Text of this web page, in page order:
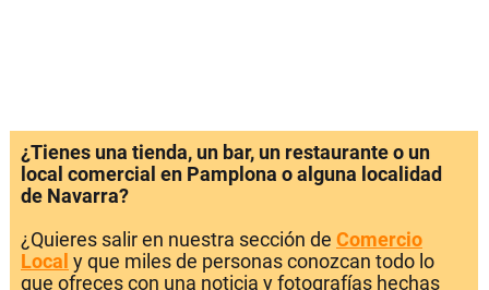
¿Tienes una tienda, un bar, un restaurante o un
local comercial en Pamplona o alguna localidad
de Navarra?
¿Quieres salir en nuestra sección de Comercio
Local y que miles de personas conozcan todo lo
que ofreces con una noticia y fotografías hechas